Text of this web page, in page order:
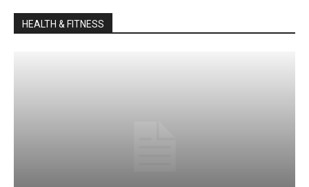
HEALTH & FITNESS